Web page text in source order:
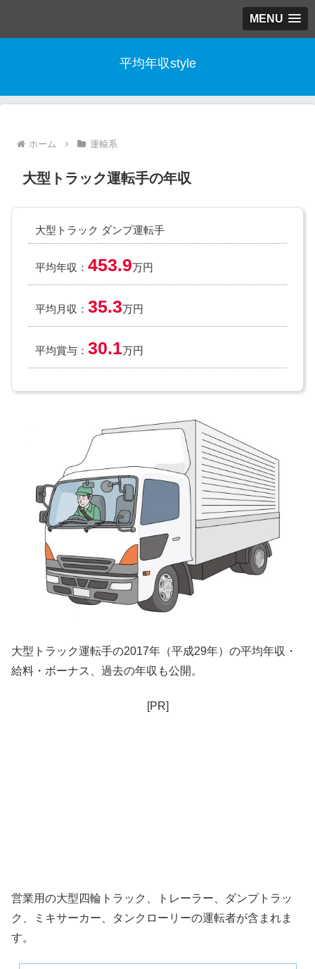
MENU
平均年収style
ホーム 運輸系
大型トラック運転手の年収
大型トラック ダンプ運転手
平均年収： 453.9万円
平均月収： 35.3万円
平均賞与： 30.1万円
大型トラック運転手の2017年（平成29年）の平均年収・
給料・ボーナス、過去の年収も公開。
[PR]
営業用の大型四輪トラック、トレーラー、ダンプトラッ
ク、ミキサーカー、タンクローリーの運転者が含まれま
す。